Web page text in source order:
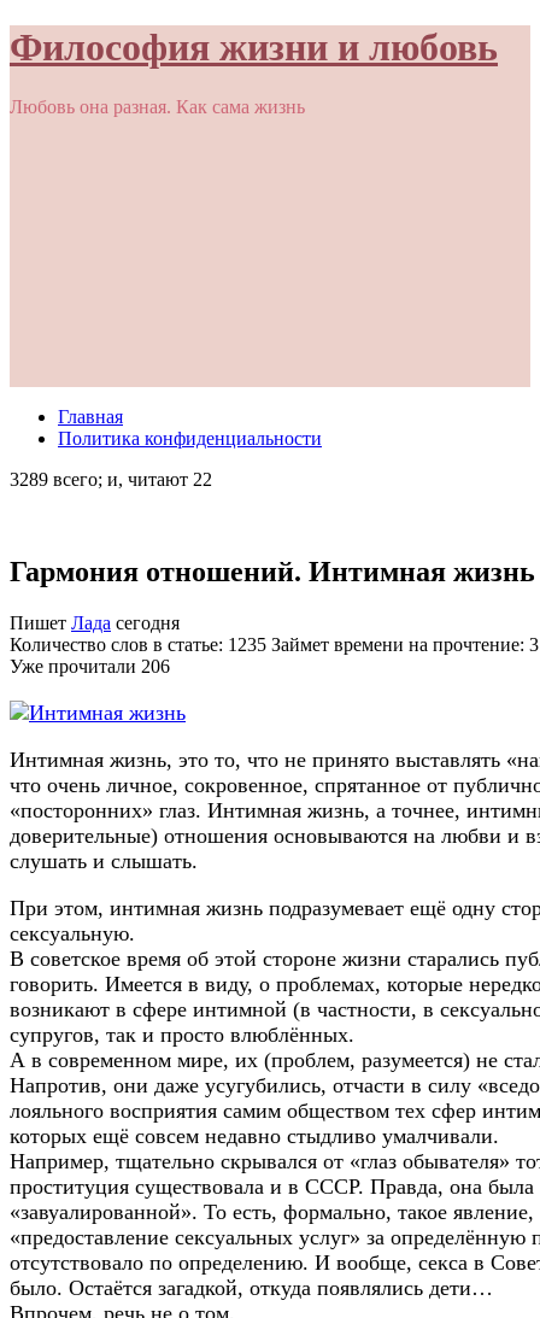
Философия жизни и любовь
Любовь она разная. Как сама жизнь
Главная
Политика конфиденциальности
3289 всего; и, читают 22
Гармония отношений. Интимная жизнь
Пишет Лада сегодня
Количество слов в статье: 1235 Займет времени на прочтение:
Уже прочитали 206
Интимная жизнь, это то, что не принято выставлять
что очень личное, сокровенное, спрятанное от
«посторонних» глаз. Интимная жизнь, а точнее,
доверительные) отношения основываются на любви и
слушать и слышать.
При этом, интимная жизнь подразумевает ещё одну
сексуальную.
В советское время об этой стороне жизни старались
говорить. Имеется в виду, о проблемах, которые
возникают в сфере интимной (в частности, в
супругов, так и просто влюблённых.
А в современном мире, их (проблем, разумеется) не
Напротив, они даже усугубились, отчасти в силу
лояльного восприятия самим обществом тех сфер
которых ещё совсем недавно стыдливо умалчивали.
Например, тщательно скрывался от «глаз обывателя»
проституция существовала и в СССР. Правда, она была
«завуалированной». То есть, формально, такое явление,
«предоставление сексуальных услуг» за
отсутствовало по определению. И вообще, секса в
было. Остаётся загадкой, откуда появлялись дети…